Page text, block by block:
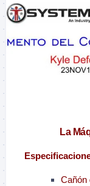
La
Cañón